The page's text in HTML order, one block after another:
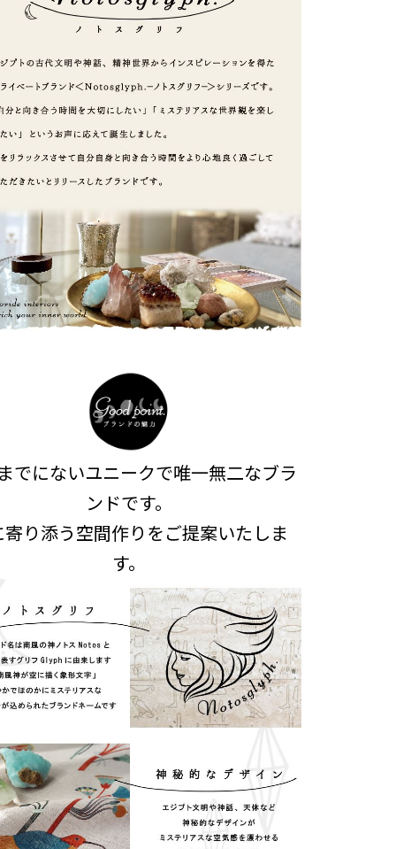
でにないユニークで唯一無二なブラ
ンドです。
寄り添う空間作りをご提案いたしま
す。